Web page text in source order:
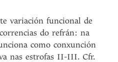
variación funcional de
do refrán: na
como conxunción
nas estrofas II-III. Cfr.